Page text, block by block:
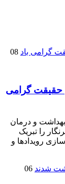
08
حقیقت گرامی
بهداشت و درمان
را تبریک
رویدادها و
06